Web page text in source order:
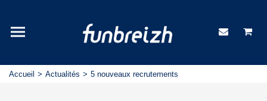
Accueil Actualités 5 nouveaux recrutements